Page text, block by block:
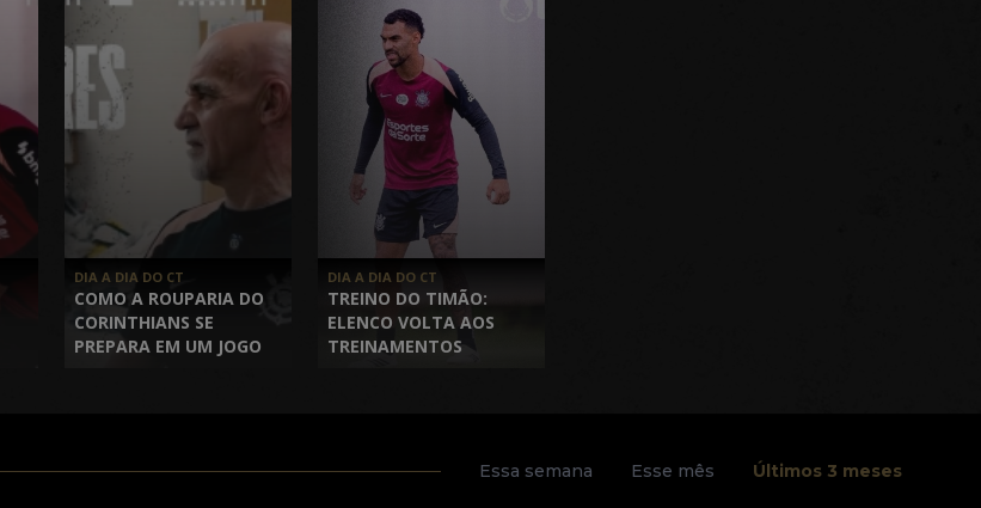
DIA A DIA DO CT
COMO A ROUPARIA DO
CORINTHIANS SE
PREPARA EM UM JOGO
DIA A DIA DO CT
TREINO DO TIMÃO:
ELENCO VOLTA AOS
TREINAMENTOS
Essa semana Esse mês Últimos 3 meses